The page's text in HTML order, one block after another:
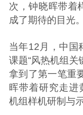
次，钟晓晖带着
成了期待的目光。
当年12月，中国
课题“风热机组关
拿到了第一笔重
晖带着研究走进
机组样机研制与示